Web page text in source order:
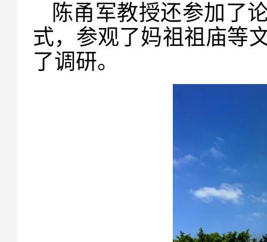
陈甬军教授还参加了
式，参观了妈祖祖庙等
了调研。